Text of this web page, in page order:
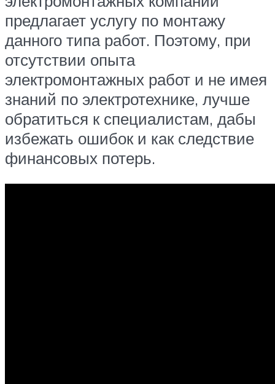
предлагает услугу по монтажу
данного типа работ. Поэтому, при
отсутствии опыта
электромонтажных работ и не имея
знаний по электротехнике, лучше
обратиться к специалистам, дабы
избежать ошибок и как следствие
финансовых потерь.